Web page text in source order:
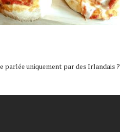
uniquement par des Irlandais ?